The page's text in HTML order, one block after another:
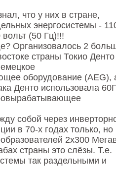
что у них в стране,
энергосистемы -
(50 Гц)!!!
Организовалось 2
страны Токио Денто
оборудование (AEG),
Денто использовала
собой через
в 70-х годах только, но
2х300
страны это слёзы. Т.е.
так раздельными и